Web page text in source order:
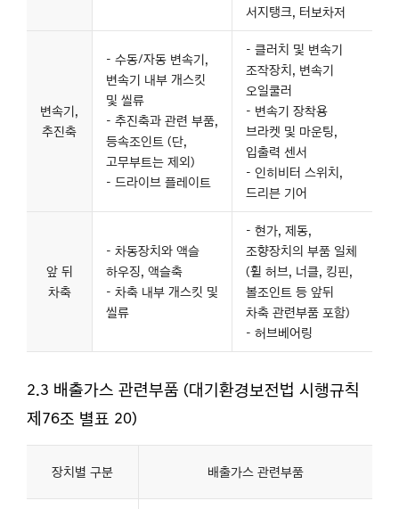
서지탱크, 터보차저
변속기,
추진축
- 수동/자동 변속기,
변속기 내부 개스킷
및 씰류
- 추진축과 관련 부품,
등속조인트 (단,
고무부트는 제외)
- 드라이브 플레이트
- 클러치 및 변속기
조작장치, 변속기
오일쿨러
- 변속기 장착용
브라켓 및 마운팅,
입출력 센서
- 인히비터 스위치,
드리븐 기어
앞 뒤
차축
- 차동장치와 액슬
하우징, 액슬축
- 차축 내부 개스킷 및
씰류
- 현가, 제동,
조향장치의 부품 일체
(휠 허브, 너클, 킹핀,
볼조인트 등 앞뒤
차축 관련부품 포함)
- 허브베어링
2.3 배출가스 관련부품 (대기환경보전법 시행규칙
제76조 별표 20)
장치별 구분 배출가스 관련부품